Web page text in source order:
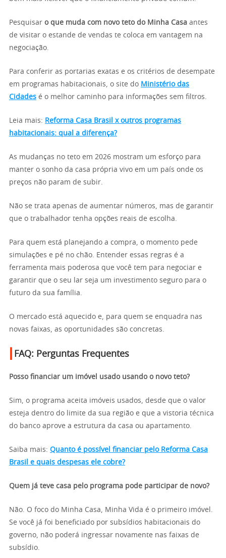
Pesquisar o que muda com novo teto do Minha Casa antes
de visitar o estande de vendas te coloca em vantagem na
negociação.
Para conferir as portarias exatas e os critérios de desempate
em programas habitacionais, o site do Ministério das
Cidades é o melhor caminho para informações sem filtros.
Leia mais: Reforma Casa Brasil x outros programas
habitacionais: qual a diferença?
As mudanças no teto em 2026 mostram um esforço para
manter o sonho da casa própria vivo em um país onde os
preços não param de subir.
Não se trata apenas de aumentar números, mas de garantir
que o trabalhador tenha opções reais de escolha.
Para quem está planejando a compra, o momento pede
simulações e pé no chão. Entender essas regras é a
ferramenta mais poderosa que você tem para negociar e
garantir que o seu lar seja um investimento seguro para o
futuro da sua família.
O mercado está aquecido e, para quem se enquadra nas
novas faixas, as oportunidades são concretas.
FAQ: Perguntas Frequentes
Posso financiar um imóvel usado usando o novo teto?
Sim, o programa aceita imóveis usados, desde que o valor
esteja dentro do limite da sua região e que a vistoria técnica
do banco aprove a estrutura da casa ou apartamento.
Saiba mais: Quanto é possível financiar pelo Reforma Casa
Brasil e quais despesas ele cobre?
Quem já teve casa pelo programa pode participar de novo?
Não. O foco do Minha Casa, Minha Vida é o primeiro imóvel.
Se você já foi beneficiado por subsídios habitacionais do
governo, não poderá ingressar novamente nas faixas de
subsídio.